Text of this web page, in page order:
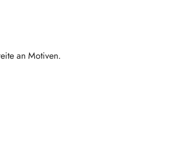
an Motiven.